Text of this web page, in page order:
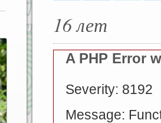
16 лет
A PHP Error
Severity: 8192
Message: